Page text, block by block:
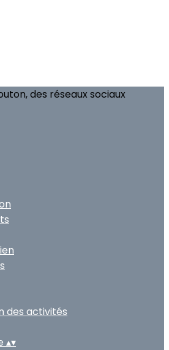
des réseaux sociaux
des activités
▴▾